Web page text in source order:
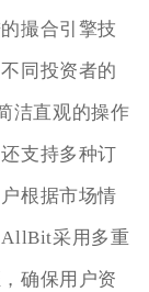
撮合引擎技
同投资者的
洁直观的操作
支持多种订
根据市场情
AllBit采用多重
确保用户资